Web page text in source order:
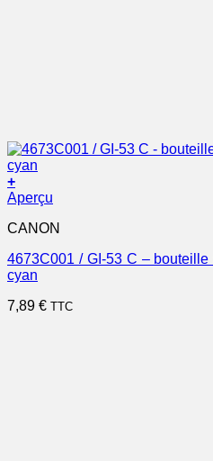
+
Aperçu
CANON
4673C001 / GI-53 C –
cyan
7,89 € TTC